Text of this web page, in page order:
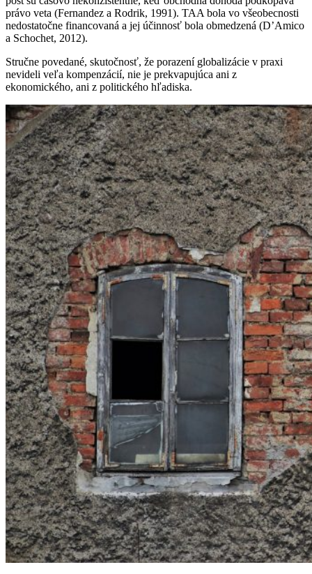
právo veta (Fernandez a Rodrik, 1991). TAA bola vo všeobecnosti
nedostatočne financovaná a jej účinnosť bola obmedzená (D’Amico
a Schochet, 2012).
Stručne povedané, skutočnosť, že porazení globalizácie v praxi
nevideli veľa kompenzácií, nie je prekvapujúca ani z
ekonomického, ani z politického hľadiska.